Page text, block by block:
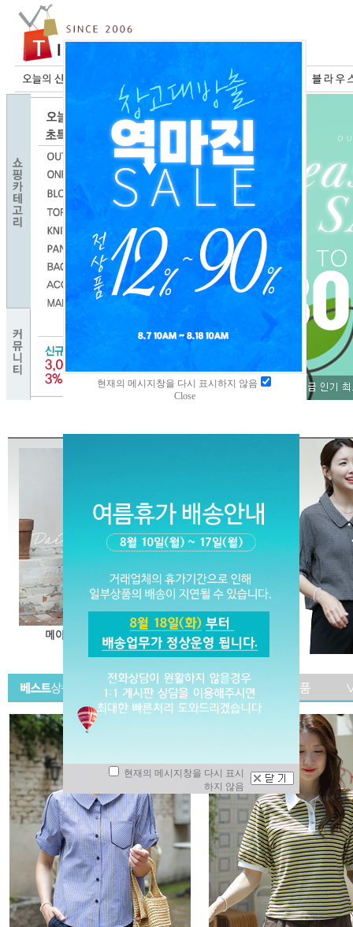
현재의 메시지창을 다시 표시하지 않음
Close
현재의 메시지창을 다시 표시
하지 않음